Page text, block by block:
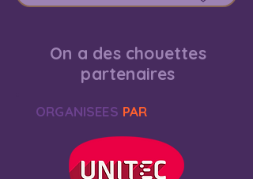
On a des chouettes
partenaires
ORGANISEES PAR